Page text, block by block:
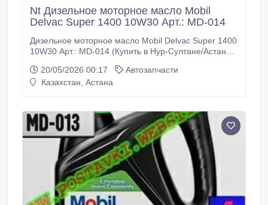
Nt Дизельное моторное масло Mobil
Delvac Super 1400 10W30 Арт.: MD-014
Дизельное моторное масло Mobil Delvac Super 1400
10W30 Арт.: MD-014 (Купить в Нур-Султане/Астане)
высококачественное масло для дизельных
двигателей, специально разработанное для
масло для дизельных двигателей разработано с
использованием базовых масел, которые
обеспечивают отличную текучесть при низких
температурах, сохранение необходимого уровня
высокотемпературной вязкости и пониженную
испаряемость.
20/05/2026 00:17
Автозапчасти
Казахстан, Астана